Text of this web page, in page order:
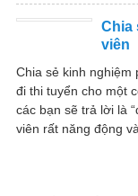
Chia
viên
Chia sẻ kinh nghiệm
đi thi tuyển cho một
các bạn sẽ trả lời là
viên rất năng động và